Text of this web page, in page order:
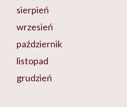
sierpień
wrzesień
październik
listopad
grudzień